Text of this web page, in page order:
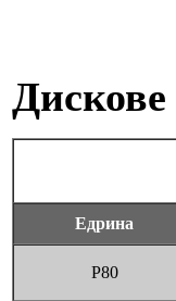
Дискове
Едрина
P80